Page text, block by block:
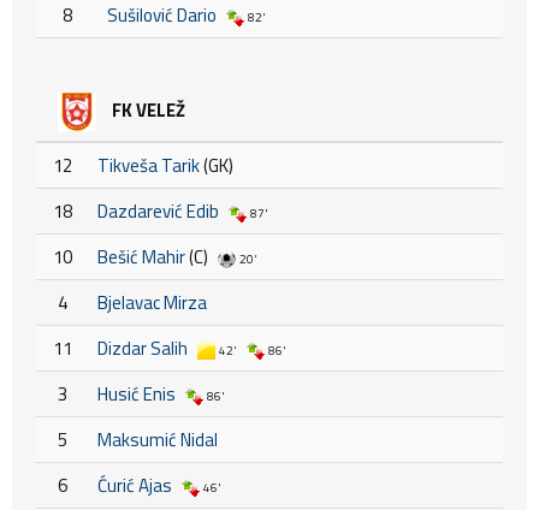
8
Sušilović Dario 82'
FK VELEŽ
12 Tikveša Tarik(GK)
18
Dazdarević Edib 87'
10 Bešić Mahir(C) 20'
4
Bjelavac Mirza
11
Dizdar Salih 42' 86'
3 Husić Enis 86'
5
Maksumić Nidal
6
Ćurić Ajas 46'